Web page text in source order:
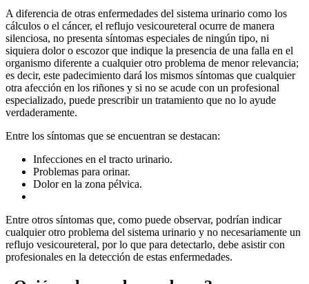
A diferencia de otras enfermedades del sistema urinario como los
cálculos o el cáncer, el reflujo vesicoureteral ocurre de manera
silenciosa, no presenta síntomas especiales de ningún tipo, ni
siquiera dolor o escozor que indique la presencia de una falla en el
organismo diferente a cualquier otro problema de menor relevancia;
es decir, este padecimiento dará los mismos síntomas que cualquier
otra afección en los riñones y si no se acude con un profesional
especializado, puede prescribir un tratamiento que no lo ayude
verdaderamente.
Entre los síntomas que se encuentran se destacan:
Infecciones en el tracto urinario.
Problemas para orinar.
Dolor en la zona pélvica.
Entre otros síntomas que, como puede observar, podrían indicar
cualquier otro problema del sistema urinario y no necesariamente un
reflujo vesicoureteral, por lo que para detectarlo, debe asistir con
profesionales en la detección de estas enfermedades.